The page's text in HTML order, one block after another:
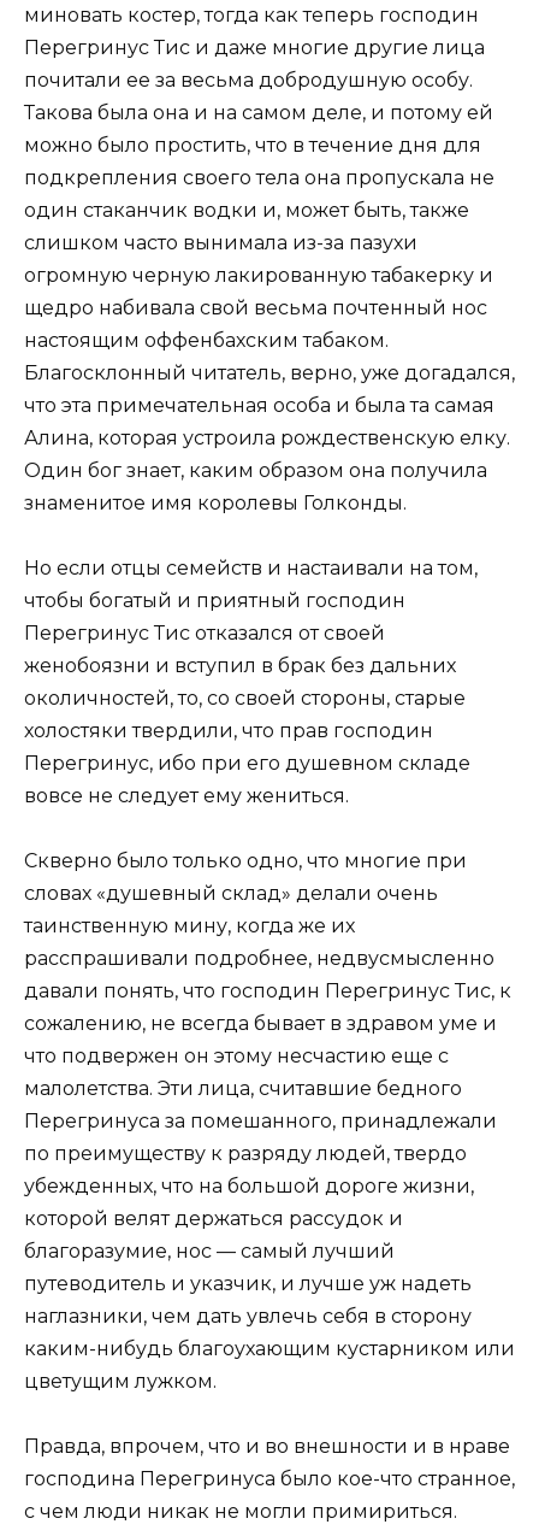
миновать костер, тогда как теперь господин
Перегринус Тис и даже многие другие лица
почитали ее за весьма добродушную особу.
Такова была она и на самом деле, и потому ей
можно было простить, что в течение дня для
подкрепления своего тела она пропускала не
один стаканчик водки и, может быть, также
слишком часто вынимала из-за пазухи
огромную черную лакированную табакерку и
щедро набивала свой весьма почтенный нос
настоящим оффенбахским табаком.
Благосклонный читатель, верно, уже догадался,
что эта примечательная особа и была та самая
Алина, которая устроила рождественскую елку.
Один бог знает, каким образом она получила
знаменитое имя королевы Голконды.
Но если отцы семейств и настаивали на том,
чтобы богатый и приятный господин
Перегринус Тис отказался от своей
женобоязни и вступил в брак без дальних
околичностей, то, со своей стороны, старые
холостяки твердили, что прав господин
Перегринус, ибо при его душевном складе
вовсе не следует ему жениться.
Скверно было только одно, что многие при
словах «душевный склад» делали очень
таинственную мину, когда же их
расспрашивали подробнее, недвусмысленно
давали понять, что господин Перегринус Тис, к
сожалению, не всегда бывает в здравом уме и
что подвержен он этому несчастию еще с
малолетства. Эти лица, считавшие бедного
Перегринуса за помешанного, принадлежали
по преимуществу к разряду людей, твердо
убежденных, что на большой дороге жизни,
которой велят держаться рассудок и
благоразумие, нос — самый лучший
путеводитель и указчик, и лучше уж надеть
наглазники, чем дать увлечь себя в сторону
каким-нибудь благоухающим кустарником или
цветущим лужком.
Правда, впрочем, что и во внешности и в нраве
господина Перегринуса было кое-что странное,
с чем люди никак не могли примириться.